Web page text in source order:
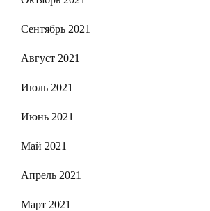
Сентябрь 2021
Август 2021
Июль 2021
Июнь 2021
Май 2021
Апрель 2021
Март 2021